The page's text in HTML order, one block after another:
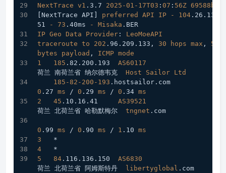
NextTrace v1 .3 .7 2025-01-17T03 : 07 : 56Z 69588b0
[NextTrace API]
preferred API IP - 104 .26 .13
51
- 73 .40ms - Misaka .BER
IP Geo Data Provider : LeoMoeAPI
traceroute to 202 .96 .209 .133 , 30 hops max , 52
bytes
payload , ICMP mode
1
185 .82 .200 .193
AS60117
荷兰 南荷兰省 纳尔德韦克 Host Sailor Ltd
185-82-200-193 .hostsailor .com
0 .27 ms / 0 .29 ms / 0 .34 ms
2
45 .10 .16 .41
AS39521
荷兰 北荷兰省 哈勒默梅尔 tngnet .com
0 .99 ms / 0 .90 ms / 1 .10 ms
3
   *
4
   *
5
84 .116 .136 .150
AS6830
荷兰 北荷兰省 阿姆斯特丹
libertyglobal .com